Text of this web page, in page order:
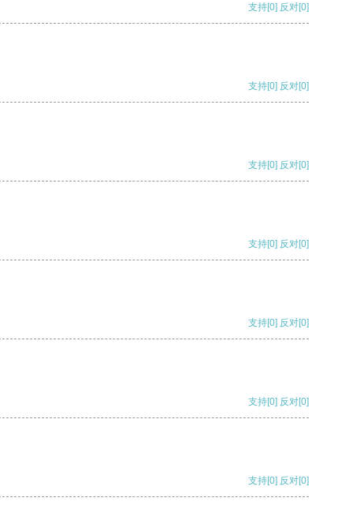
支持[0] 反对[0]
支持[0] 反对[0]
支持[0] 反对[0]
支持[0] 反对[0]
支持[0] 反对[0]
支持[0] 反对[0]
支持[0] 反对[0]